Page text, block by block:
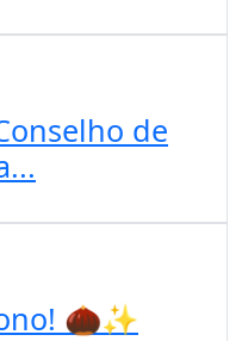
de
🌰✨